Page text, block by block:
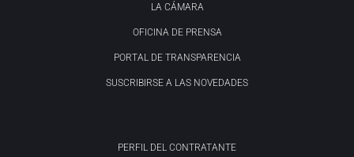
LA CÁMARA
OFICINA DE PRENSA
PORTAL DE TRANSPARENCIA
SUSCRIBIRSE A LAS NOVEDADES
PERFIL DEL CONTRATANTE